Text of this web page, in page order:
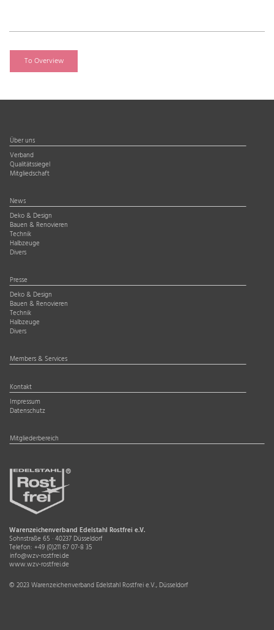
To Overview
Über uns
Verband
Qualitätssiegel
Mitgliedschaft
News
Deko & Design
Bauen & Renovieren
Technik
Halbzeuge
Divers
Presse
Deko & Design
Bauen & Renovieren
Technik
Halbzeuge
Divers
Members & Services
Kontakt
Impressum
Datenschutz
Mitgliederbereich
Warenzeichenverband Edelstahl Rostfrei e.V.
Sohnstraße 65 · 40237 Düsseldorf
Telefon: +49 (0)211 67 07-8 35
info@wzv-rostfrei.de
www.wzv-rostfrei.de
© 2023 Warenzeichenverband Edelstahl Rostfrei e.V., Düsseldorf